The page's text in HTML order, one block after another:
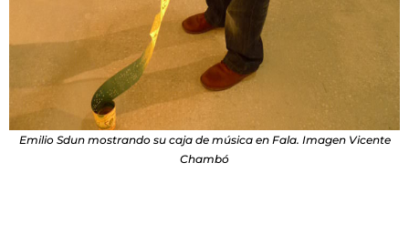
Emilio Sdun mostrando su caja de música en Fala. Imagen Vicente
Chambó